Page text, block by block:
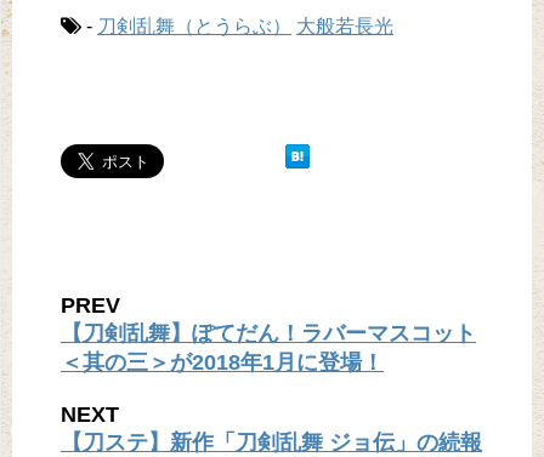
- 刀剣乱舞（とうらぶ） 大般若長光
PREV
【刀剣乱舞】ぽてだん！ラバーマスコット
＜其の三＞が2018年1月に登場！
NEXT
【刀ステ】新作「刀剣乱舞 ジョ伝」の続報